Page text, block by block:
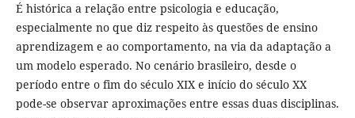
É histórica a relação entre psicologia e educação,
especialmente no que diz respeito às questões de ensino
aprendizagem e ao comportamento, na via da adaptação a
um modelo esperado. No cenário brasileiro, desde o
período entre o fim do século XIX e início do século XX
pode-se observar aproximações entre essas duas disciplinas.